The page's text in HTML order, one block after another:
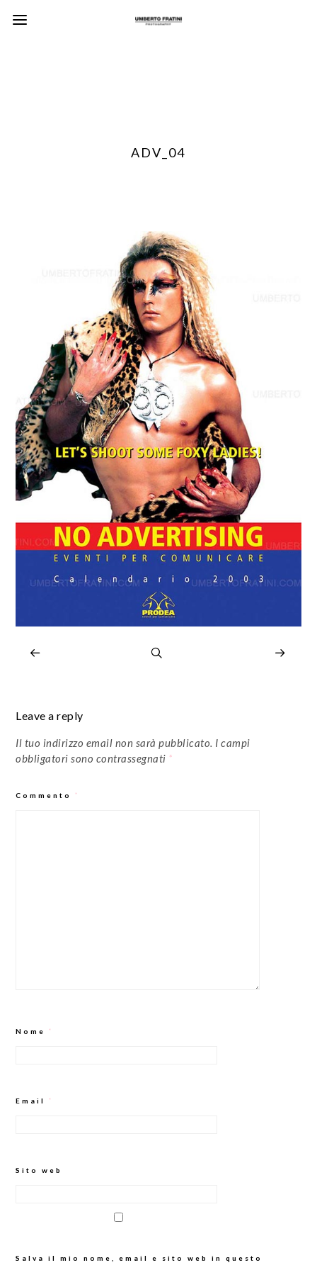
ADV_04
Leave a reply
Il tuo indirizzo email non sarà pubblicato. I campi
obbligatori sono contrassegnati *
Commento *
Nome *
Email *
Sito web
Salva il mio nome, email e sito web in questo